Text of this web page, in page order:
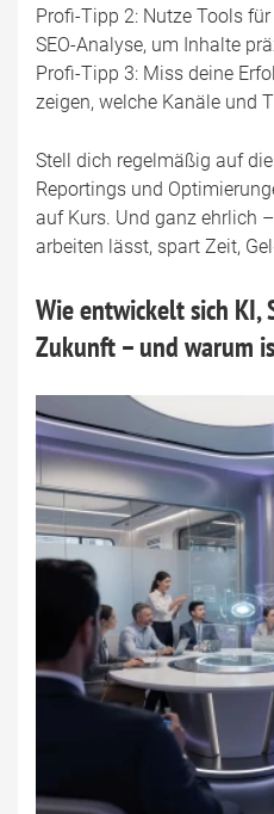
Profi-Tipp 2: Nutze Tools
SEO-Analyse, um Inhalte
Profi-Tipp 3: Miss deine
zeigen, welche Kanäle und
Stell dich regelmäßig auf
Reportings und
auf Kurs. Und ganz ehrlich
arbeiten lässt, spart Zeit,
Wie entwickelt sich KI,
Zukunft – und warum